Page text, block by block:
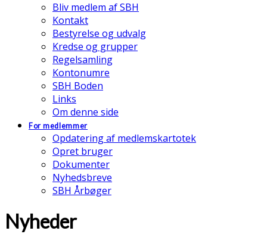
Bliv medlem af SBH
Kontakt
Bestyrelse og udvalg
Kredse og grupper
Regelsamling
Kontonumre
SBH Boden
Links
Om denne side
For medlemmer
Opdatering af medlemskartotek
Opret bruger
Dokumenter
Nyhedsbreve
SBH Årbøger
Nyheder